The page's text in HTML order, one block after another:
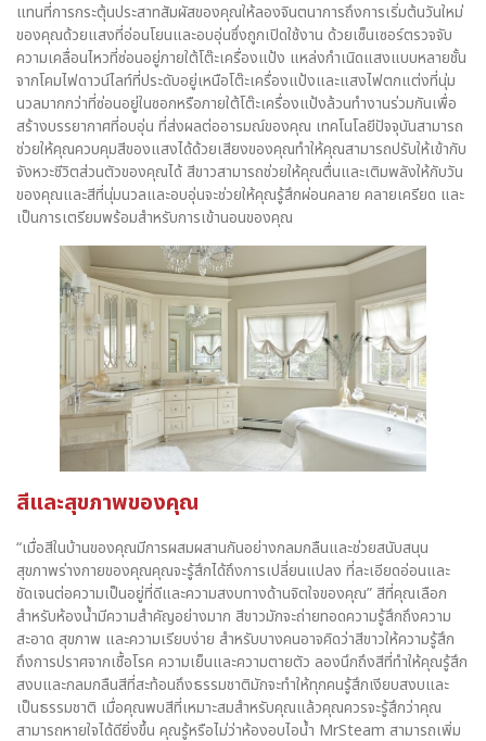
แทนที่การกระตุ้นประสาทสัมผัสของคุณให้ลองจินตนาการถึงการเริ่มต้นวันใหม่
ของคุณด้วยแสงที่อ่อนโยนและอบอุ่นซึ่งถูกเปิดใช้งาน ด้วยเซ็นเซอร์ตรวจจับ
ความเคลื่อนไหวที่ซ่อนอยู่ภายใต้โต๊ะเครื่องแป้ง แหล่งกำเนิดแสงแบบหลายชั้น
จากโคมไฟดาวน์ไลท์ที่ประดับอยู่เหนือโต๊ะเครื่องแป้งและแสงไฟตกแต่งที่นุ่ม
นวลมากกว่าที่ซ่อนอยู่ในซอกหรือภายใต้โต๊ะเครื่องแป้งล้วนทำงานร่วมกันเพื่อ
สร้างบรรยากาศที่อบอุ่น ที่ส่งผลต่ออารมณ์ของคุณ เทคโนโลยีปัจจุบันสามารถ
ช่วยให้คุณควบคุมสีของแสงได้ด้วยเสียงของคุณทำให้คุณสามารถปรับให้เข้ากับ
จังหวะชีวิตส่วนตัวของคุณได้ สีขาวสามารถช่วยให้คุณตื่นและเติมพลังให้กับวัน
ของคุณและสีที่นุ่มนวลและอบอุ่นจะช่วยให้คุณรู้สึกผ่อนคลาย คลายเครียด และ
เป็นการเตรียมพร้อมสำหรับการเข้านอนของคุณ
สีและสุขภาพของคุณ
“เมื่อสีในบ้านของคุณมีการผสมผสานกันอย่างกลมกลืนและช่วยสนับสนุน
สุขภาพร่างกายของคุณคุณจะรู้สึกได้ถึงการเปลี่ยนแปลง ที่ละเอียดอ่อนและ
ชัดเจนต่อความเป็นอยู่ที่ดีและความสงบทางด้านจิตใจของคุณ” สีที่คุณเลือก
สำหรับห้องน้ำมีความสำคัญอย่างมาก สีขาวมักจะถ่ายทอดความรู้สึกถึงความ
สะอาด สุขภาพ และความเรียบง่าย สำหรับบางคนอาจคิดว่าสีขาวให้ความรู้สึก
ถึงการปราศจากเชื้อโรค ความเย็นและความตายตัว ลองนึกถึงสีที่ทำให้คุณรู้สึก
สงบและกลมกลืนสีที่สะท้อนถึงธรรมชาติมักจะทำให้ทุกคนรู้สึกเงียบสงบและ
เป็นธรรมชาติ เมื่อคุณพบสีที่เหมาะสมสำหรับคุณแล้วคุณควรจะรู้สึกว่าคุณ
สามารถหายใจได้ดียิ่งขึ้น คุณรู้หรือไม่ว่าห้องอบไอน้ำ MrSteam สามารถเพิ่ม